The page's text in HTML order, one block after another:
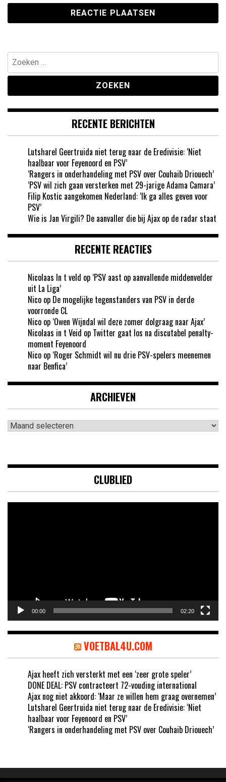
Zoeken
naar:
RECENTE BERICHTEN
Lutsharel Geertruida niet terug naar de Eredivisie: ‘Niet
haalbaar voor Feyenoord en PSV’
‘Rangers in onderhandeling met PSV over Couhaib Driouech’
‘PSV wil zich gaan versterken met 29-jarige Adama Camara’
Filip Kostic aangekomen Nederland: ‘Ik ga alles geven voor
PSV’
Wie is Jan Virgili? De aanvaller die bij Ajax op de radar staat
RECENTE REACTIES
Nicolaas In t veld op ‘PSV aast op aanvallende middenvelder
uit La Liga’
Nico op De mogelijke tegenstanders van PSV in derde
voorronde CL
Nico op ‘Owen Wijndal wil deze zomer dolgraag naar Ajax’
Nicolaas in t Veid op Twitter gaat los na discutabel penalty-
moment Feyenoord
Nico op ‘Roger Schmidt wil nu drie PSV-spelers meenemen
naar Benfica’
ARCHIEVEN
Archieven
CLUBLIED
00:00 02:20
VOETBAL4U.COM
Ajax heeft zich versterkt met een ‘zeer grote speler’
DONE DEAL: PSV contracteert 72-vouding international
Ajax nog niet akkoord: ‘Maar ze willen hem graag overnemen’
Lutsharel Geertruida niet terug naar de Eredivisie: ‘Niet
haalbaar voor Feyenoord en PSV’
‘Rangers in onderhandeling met PSV over Couhaib Driouech’